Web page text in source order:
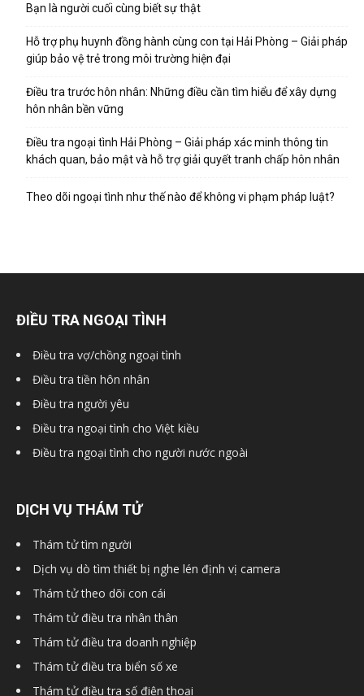
Bạn là người cuối cùng biết sự thật
Hỗ trợ phụ huynh đồng hành cùng con tại Hải Phòng – Giải pháp
giúp bảo vệ trẻ trong môi trường hiện đại
Điều tra trước hôn nhân: Những điều cần tìm hiểu để xây dựng
hôn nhân bền vững
Điều tra ngoại tình Hải Phòng – Giải pháp xác minh thông tin
khách quan, bảo mật và hỗ trợ giải quyết tranh chấp hôn nhân
Theo dõi ngoại tình như thế nào để không vi phạm pháp luật?
ĐIỀU TRA NGOẠI TÌNH
Điều tra vợ/chồng ngoại tình
Điều tra tiền hôn nhân
Điều tra người yêu
Điều tra ngoại tình cho Việt kiều
Điều tra ngoại tình cho người nước ngoài
DỊCH VỤ THÁM TỬ
Thám tử tìm người
Dịch vụ dò tìm thiết bị nghe lén định vị camera
Thám tử theo dõi con cái
Thám tử điều tra nhân thân
Thám tử điều tra doanh nghiệp
Thám tử điều tra biển số xe
Thám tử điều tra số điện thoại